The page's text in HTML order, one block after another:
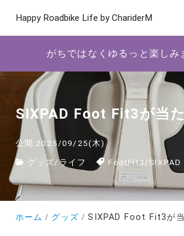
Happy Roadbike Life by ChariderM
がちではなくゆるっと楽しみ
SIXPAD Foot Fit3が当
公開:2025/09/25(木)
グッズ/ライフ FootFit3/SIXPAD
ホーム グッズ SIXPAD Foot Fit3が当